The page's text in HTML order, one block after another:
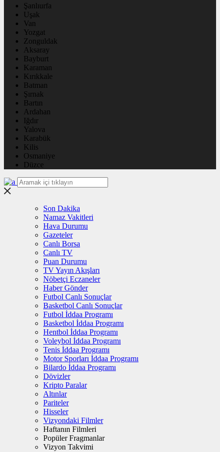
Şanlıurfa
Uşak
Van
Yozgat
Zonguldak
Aksaray
Bayburt
Karaman
Kırıkkale
Batman
Şırnak
Bartın
Ardahan
Iğdır
Yalova
Karabük
Kilis
Osmaniye
Düzce
Son Dakika
Namaz Vakitleri
Hava Durumu
Gazeteler
Canlı Borsa
Canlı TV
Puan Durumu
TV Yayın Akışları
Nöbetçi Eczaneler
Haber Gönder
Futbol Canlı Sonuçlar
Basketbol Canlı Sonuçlar
Futbol İddaa Programı
Basketbol İddaa Programı
Hentbol İddaa Programı
Voleybol İddaa Programı
Tenis İddaa Programı
Motor Sporları İddaa Programı
Bilardo İddaa Programı
Dövizler
Kripto Paralar
Altınlar
Pariteler
Hisseler
Vizyondaki Filmler
Haftanın Filmleri
Popüler Fragmanlar
Vizyon Takvimi